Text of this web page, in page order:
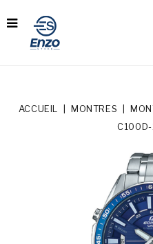
ACCUEIL MONTRES
C100D-